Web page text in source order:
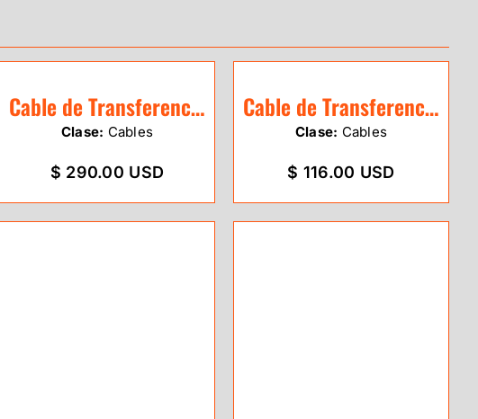
Cable de Transferencia Sokkia GRX1 / GRX
Clase: Cables
$ 290.00 USD
Cable de Transferencia Ruide
Clase: Cables
$ 116.00 USD